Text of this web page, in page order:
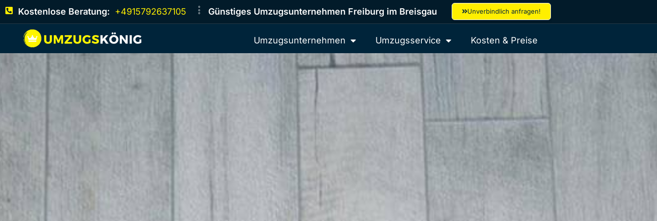
Kostenlose Beratung: +4915792637105 Günstiges Umzugsunternehmen Freiburg im Breisgau Unverbindlich anfragen!
Umzugsunternehmen Umzugsservice Kosten & Preise